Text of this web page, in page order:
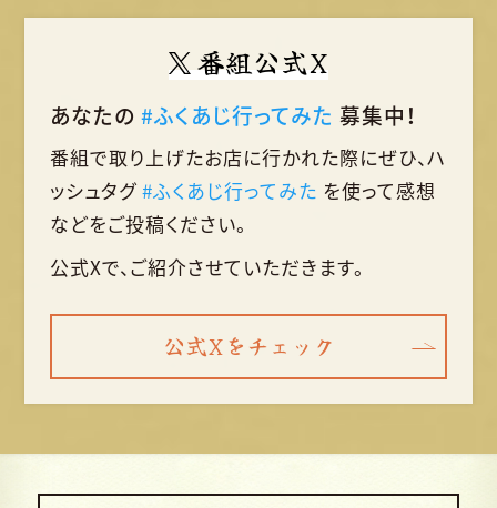
番組公式X
あなたの #ふくあじ行ってみた 募集中！
番組で取り上げたお店に行かれた際にぜひ、ハ
ッシュタグ #ふくあじ行ってみた を使って感想
などをご投稿ください。
公式Xで、ご紹介させていただきます。
公式Xをチェック